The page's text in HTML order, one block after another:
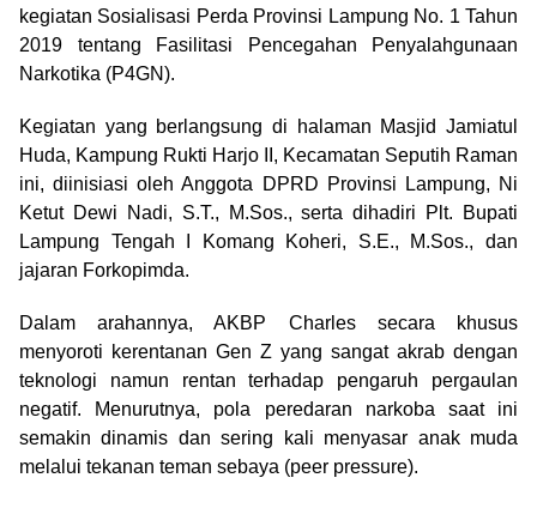
kegiatan Sosialisasi Perda Provinsi Lampung No. 1 Tahun
2019 tentang Fasilitasi Pencegahan Penyalahgunaan
Narkotika (P4GN).
Kegiatan yang berlangsung di halaman Masjid Jamiatul
Huda, Kampung Rukti Harjo II, Kecamatan Seputih Raman
ini, diinisiasi oleh Anggota DPRD Provinsi Lampung, Ni
Ketut Dewi Nadi, S.T., M.Sos., serta dihadiri Plt. Bupati
Lampung Tengah I Komang Koheri, S.E., M.Sos., dan
jajaran Forkopimda.
Dalam arahannya, AKBP Charles secara khusus
menyoroti kerentanan Gen Z yang sangat akrab dengan
teknologi namun rentan terhadap pengaruh pergaulan
negatif. Menurutnya, pola peredaran narkoba saat ini
semakin dinamis dan sering kali menyasar anak muda
melalui tekanan teman sebaya (peer pressure).